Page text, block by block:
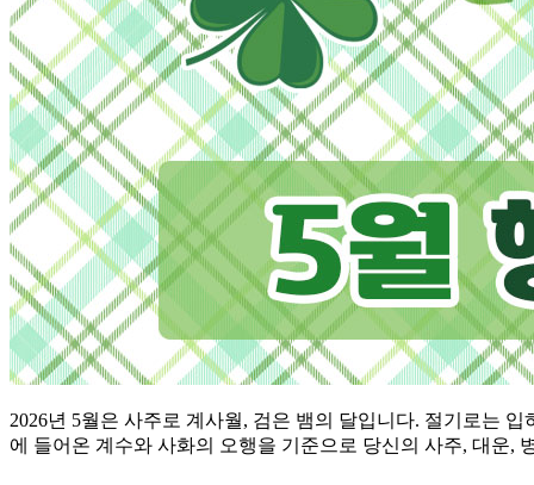
2026년 5월은 사주로 계사월, 검은 뱀의 달입니다. 절기로는
에 들어온 계수와 사화의 오행을 기준으로 당신의 사주, 대운,